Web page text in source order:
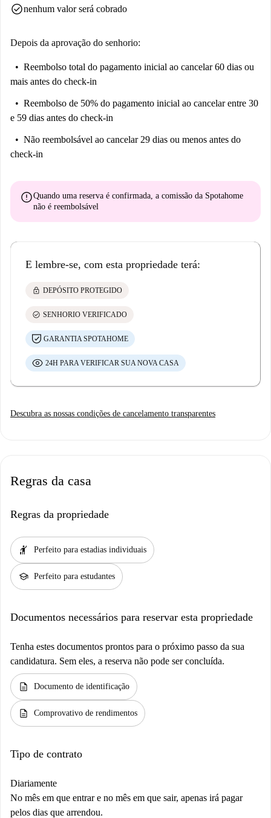
check_circlenenhum valor será cobrado
Depois da aprovação do senhorio:
Reembolso total do pagamento inicial ao cancelar 60 dias ou
mais antes do check-in
Reembolso de 50% do pagamento inicial ao cancelar entre 30
e 59 dias antes do check-in
Não reembolsável ao cancelar 29 dias ou menos antes do
check-in
errorQuando uma reserva é confirmada, a comissão da Spotahome
não é reembolsável
E lembre-se, com esta propriedade terá:
lock DEPÓSITO PROTEGIDO
check_circle SENHORIO VERIFICADO
GARANTIA SPOTAHOME
24H PARA VERIFICAR SUA NOVA CASA
Descubra as nossas condições de cancelamento transparentes
Regras da casa
Regras da propriedade
hail Perfeito para estadias individuais
school Perfeito para estudantes
Documentos necessários para reservar esta propriedade
Tenha estes documentos prontos para o próximo passo da sua
candidatura. Sem eles, a reserva não pode ser concluída.
description Documento de identificação
description Comprovativo de rendimentos
Tipo de contrato
Diariamente
No mês em que entrar e no mês em que sair, apenas irá pagar
pelos dias que arrendou.